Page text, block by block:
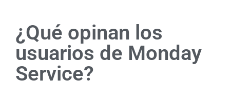
¿Qué opinan los
usuarios de Monday
Service?